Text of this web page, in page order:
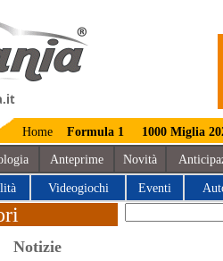
Home Formula 1 1000 Miglia
Anteprime Novità
Videogiochi Eventi
Notizie